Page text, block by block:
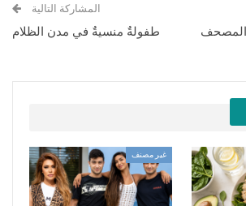
المصحف
المشاركة التالية
طفولةٌ منسيةٌ في مدن الظلام
غير مصنف